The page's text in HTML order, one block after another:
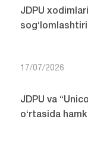
JDPU
17/07/2026
JDPU va
o‘rtasida